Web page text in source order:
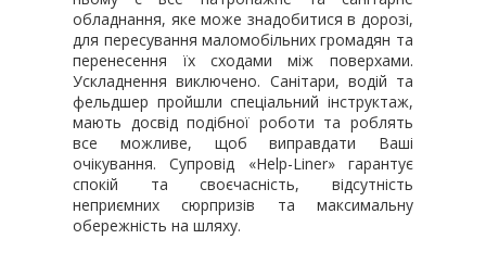
обладнання, яке може знадобитися в дорозі,
для пересування маломобільних громадян та
перенесення їх сходами між поверхами.
Ускладнення виключено. Санітари, водій та
фельдшер пройшли спеціальний інструктаж,
мають досвід подібної роботи та роблять
все можливе, щоб виправдати Ваші
очікування. Супровід «Help-Liner» гарантує
спокій та своєчасність, відсутність
неприємних сюрпризів та максимальну
обережність на шляху.